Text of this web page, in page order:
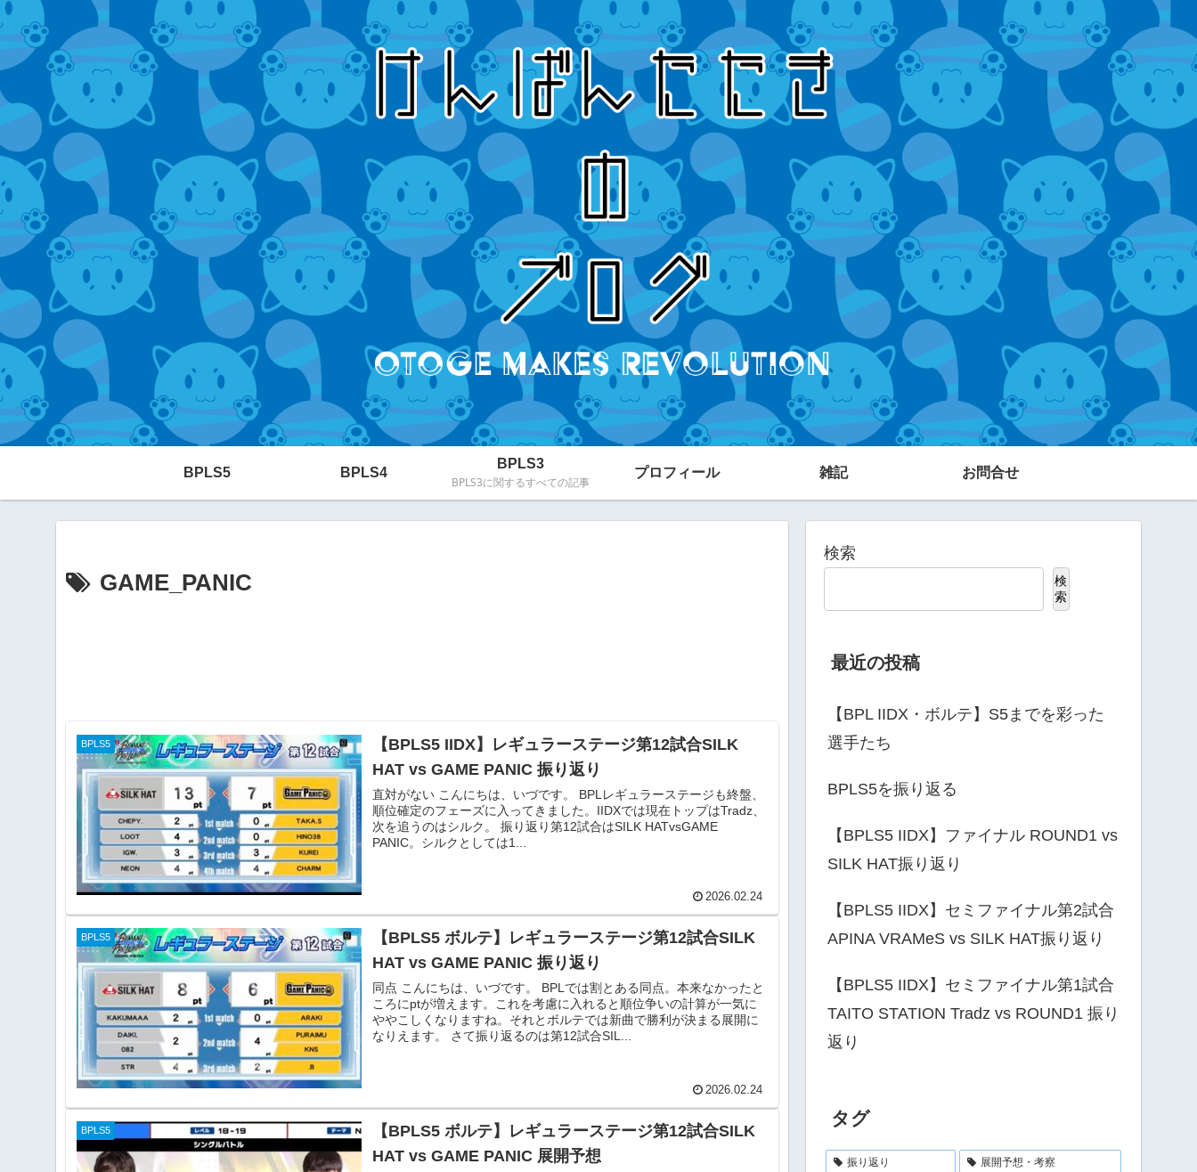
BPLS5 BPLS4
BPLS3
BPLS3に関するすべての記事
プロフィール 雑記 お問合せ
GAME_PANIC
BPLS5
【BPLS5 IIDX】レギュラーステージ第12試合SILK
HAT vs GAME PANIC 振り返り
直対がない こんにちは、いづです。 BPLレギュラーステージも終盤、
順位確定のフェーズに入ってきました。IIDXでは現在トップはTradz、
次を追うのはシルク。 振り返り第12試合はSILK HATvsGAME
PANIC。シルクとしては1...
2026.02.24
BPLS5
【BPLS5 ボルテ】レギュラーステージ第12試合SILK
HAT vs GAME PANIC 振り返り
同点 こんにちは、いづです。 BPLでは割とある同点。本来なかったと
ころにptが増えます。これを考慮に入れると順位争いの計算が一気に
ややこしくなりますね。それとボルテでは新曲で勝利が決まる展開に
なりえます。 さて振り返るのは第12試合SIL...
2026.02.24
BPLS5
【BPLS5 ボルテ】レギュラーステージ第12試合SILK
HAT vs GAME PANIC 展開予想
検索
検
索
最近の投稿
【BPL IIDX・ボルテ】S5までを彩った
選手たち
BPLS5を振り返る
【BPLS5 IIDX】ファイナル ROUND1 vs
SILK HAT振り返り
【BPLS5 IIDX】セミファイナル第2試合
APINA VRAMeS vs SILK HAT振り返り
【BPLS5 IIDX】セミファイナル第1試合
TAITO STATION Tradz vs ROUND1 振り
返り
タグ
振り返り 展開予想・考察